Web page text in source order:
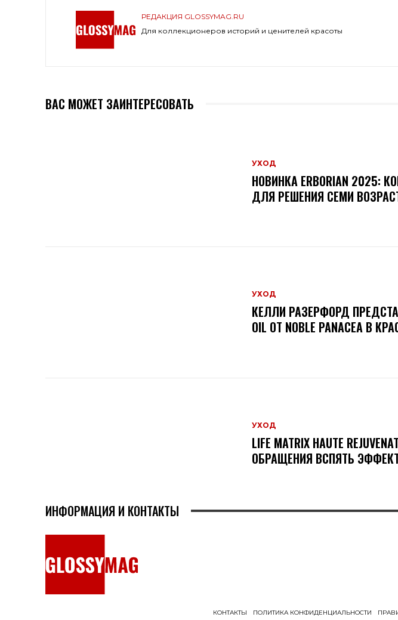
РЕДАКЦИЯ GLOSSYMAG.RU
Для коллекционеров историй и ценителей красоты
ВАС МОЖЕТ ЗАИНТЕРЕСОВАТЬ
УХОД
НОВИНКА ERBORIAN 2025:
ДЛЯ РЕШЕНИЯ СЕМИ
УХОД
КЕЛЛИ РАЗЕРФОРД
OIL ОТ NOBLE PANACEA В
УХОД
LIFE MATRIX HAUTE
ОБРАЩЕНИЯ ВСПЯТЬ
ИНФОРМАЦИЯ И КОНТАКТЫ
КОНТАКТЫ ПОЛИТИКА КОНФИДЕНЦИАЛЬНОСТИ